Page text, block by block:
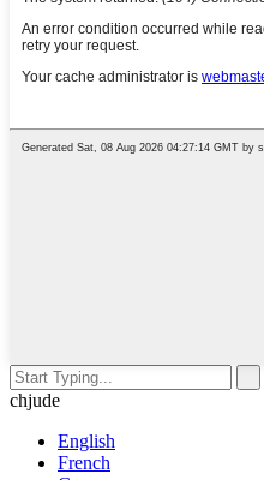
chjude
English
French